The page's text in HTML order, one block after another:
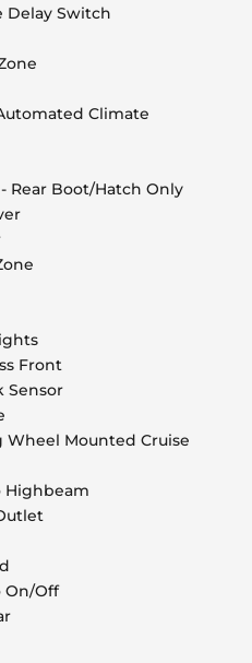
Delay Switch
Climate
Rear Boot/Hatch Only
Front
Sensor
Wheel Mounted Cruise
Highbeam
On/Off